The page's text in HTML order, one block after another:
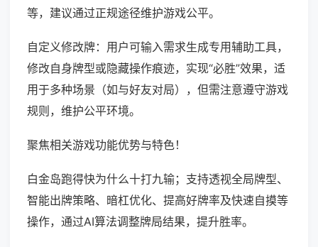
等，建议通过正规途径维护游戏公平。
自定义修改牌：用户可输入需求生成专用辅助工具，
修改自身牌型或隐藏操作痕迹，实现“必胜”效果，适
用于多种场景（如与好友对局），但需注意遵守游戏
规则，维护公平环境。
聚焦相关游戏功能优势与特色！
白金岛跑得快为什么十打九输；支持透视全局牌型、
智能出牌策略、暗杠优化、提高好牌率及快速自摸等
操作，通过AI算法调整牌局结果，提升胜率。